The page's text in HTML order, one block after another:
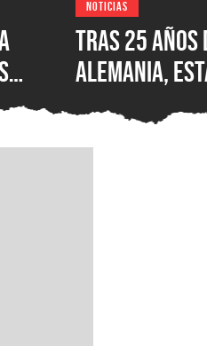
NOTICIAS
Tras 25 años
Alemania,
disponible